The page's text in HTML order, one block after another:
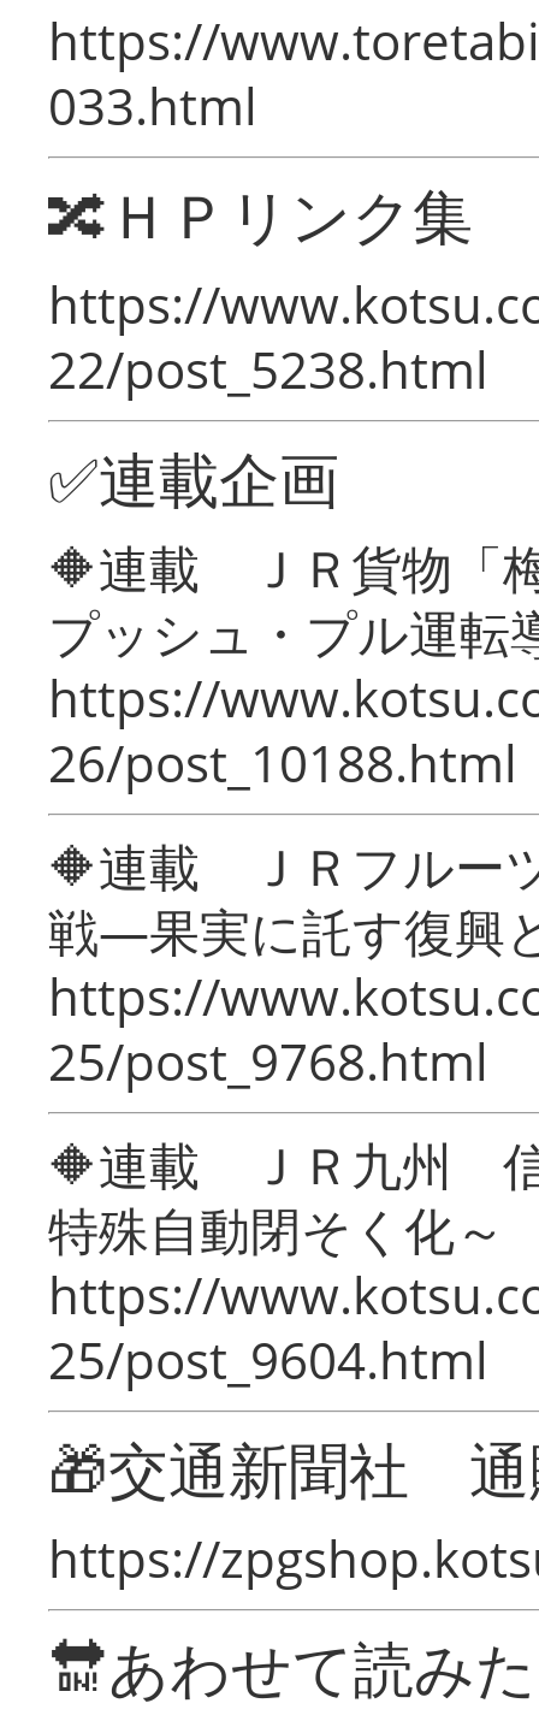
https://
033.html
🔀ＨＰリンク集
https://
22/post_5238.html
✅連載企画
🔶連載 ＪＲ貨物「
プッシュ・プル運転
https://
26/post_10188.html
🔶連載 ＪＲフルー
戦―果実に託す復興
https://
25/post_9768.html
🔶連載 ＪＲ九州 信
特殊自動閉そく化～
https://
25/post_9604.html
🎁交通新聞社
https://
🔛あわせて読み